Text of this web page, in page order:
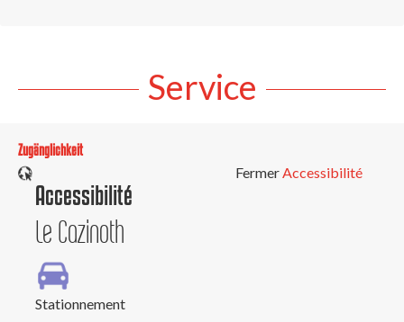
Service
Zugänglichkeit
Fermer
Accessibilité
Le Cazinoth
Stationnement
Accessibilité